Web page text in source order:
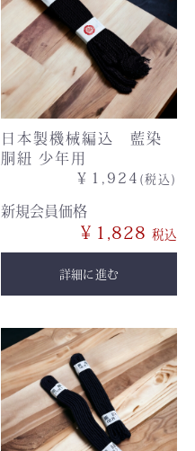
日本製機械編込 藍染
胴紐 少年用
￥1,924 (税込)
新規会員価格
￥1,828
詳細に進む